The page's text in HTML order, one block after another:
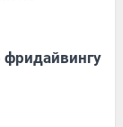
фридайвингу